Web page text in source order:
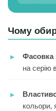
Чому
Фасовка
на серію
кольори,